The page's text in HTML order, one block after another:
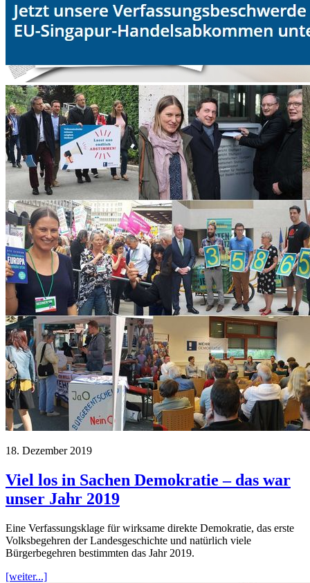
18. Dezember 2019
Viel los in Sachen Demokratie – das war
unser Jahr 2019
Eine Verfassungsklage für wirksame direkte Demokratie, das erste
Volksbegehren der Landesgeschichte und natürlich viele
Bürgerbegehren bestimmten das Jahr 2019.
[weiter...]